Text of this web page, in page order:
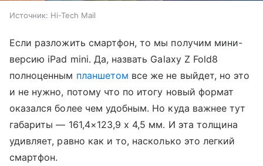
Источник: Hi-Tech Mail
Если разложить смартфон, то мы получим мини-
версию iPad mini. Да, назвать Galaxy Z Fold8
полноценным планшетом все же не выйдет, но это
и не нужно, потому что по итогу новый формат
оказался более чем удобным. Но куда важнее тут
габариты — 161,4×123,9 x 4,5 мм. И эта толщина
удивляет, равно как и то, насколько это легкий
смартфон.